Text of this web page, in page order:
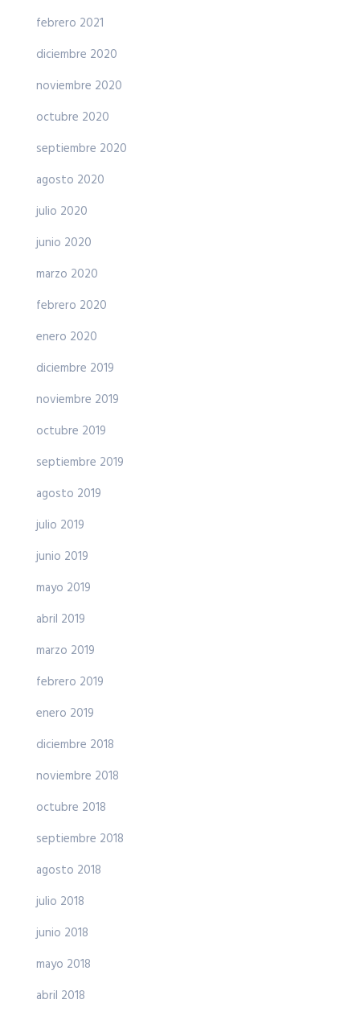
febrero 2021
diciembre 2020
noviembre 2020
octubre 2020
septiembre 2020
agosto 2020
julio 2020
junio 2020
marzo 2020
febrero 2020
enero 2020
diciembre 2019
noviembre 2019
octubre 2019
septiembre 2019
agosto 2019
julio 2019
junio 2019
mayo 2019
abril 2019
marzo 2019
febrero 2019
enero 2019
diciembre 2018
noviembre 2018
octubre 2018
septiembre 2018
agosto 2018
julio 2018
junio 2018
mayo 2018
abril 2018